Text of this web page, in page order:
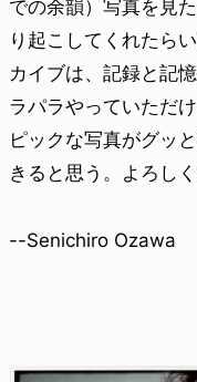
での余韻）写真を見
り起こしてくれたら
カイブは、記録と記
ラパラやっていただ
ピックな写真がグッ
きると思う。よろしく
--Senichiro Ozawa